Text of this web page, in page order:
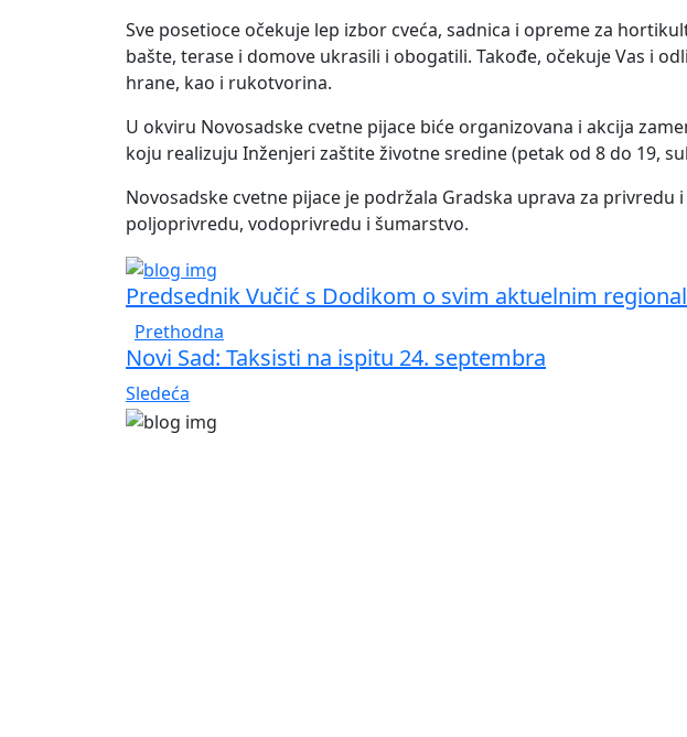
Sve posetioce očekuje lep izbor cveća, sadnica i opreme za
bašte, terase i domove ukrasili i obogatili. Takođe, očekuje Vas i
hrane, kao i rukotvorina.
U okviru Novosadske cvetne pijace biće organizovana i akcija
koju realizuju Inženjeri zaštite životne sredine (petak od 8 do 19,
Novosadske cvetne pijace je podržala Gradska uprava za privredu
poljoprivredu, vodoprivredu i šumarstvo.
Predsednik Vučić s Dodikom o svim aktuelnim
Prethodna
Novi Sad: Taksisti na ispitu 24. septembra
Sledeća